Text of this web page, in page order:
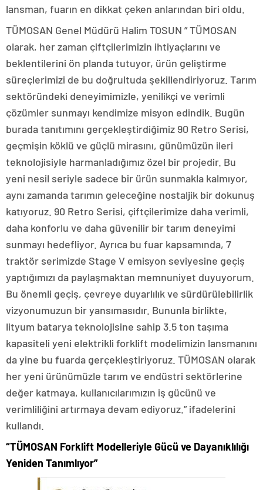
lansman, fuarın en dikkat çeken anlarından biri oldu.
TÜMOSAN Genel Müdürü Halim TOSUN ” TÜMOSAN
olarak, her zaman çiftçilerimizin ihtiyaçlarını ve
beklentilerini ön planda tutuyor, ürün geliştirme
süreçlerimizi de bu doğrultuda şekillendiriyoruz. Tarım
sektöründeki deneyimimizle, yenilikçi ve verimli
çözümler sunmayı kendimize misyon edindik. Bugün
burada tanıtımını gerçekleştirdiğimiz 90 Retro Serisi,
geçmişin köklü ve güçlü mirasını, günümüzün ileri
teknolojisiyle harmanladığımız özel bir projedir. Bu
yeni nesil seriyle sadece bir ürün sunmakla kalmıyor,
aynı zamanda tarımın geleceğine nostaljik bir dokunuş
katıyoruz. 90 Retro Serisi, çiftçilerimize daha verimli,
daha konforlu ve daha güvenilir bir tarım deneyimi
sunmayı hedefliyor. Ayrıca bu fuar kapsamında, 7
traktör serimizde Stage V emisyon seviyesine geçiş
yaptığımızı da paylaşmaktan memnuniyet duyuyorum.
Bu önemli geçiş, çevreye duyarlılık ve sürdürülebilirlik
vizyonumuzun bir yansımasıdır. Bununla birlikte,
lityum batarya teknolojisine sahip 3.5 ton taşıma
kapasiteli yeni elektrikli forklift modelimizin lansmanını
da yine bu fuarda gerçekleştiriyoruz. TÜMOSAN olarak
her yeni ürünümüzle tarım ve endüstri sektörlerine
değer katmaya, kullanıcılarımızın iş gücünü ve
verimliliğini artırmaya devam ediyoruz.” ifadelerini
kullandı.
“TÜMOSAN Forklift Modelleriyle Gücü ve Dayanıklılığı
Yeniden Tanımlıyor”